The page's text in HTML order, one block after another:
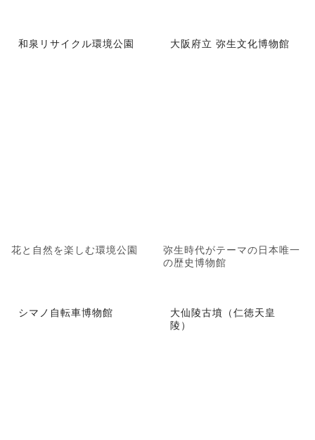
和泉リサイクル環境公園
花と自然を楽しむ環境公園
大阪府立 弥生文化博物館
弥生時代がテーマの日本唯一
の歴史博物館
シマノ自転車博物館
大仙陵古墳（仁徳天皇
陵）